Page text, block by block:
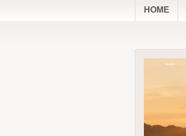
HOME